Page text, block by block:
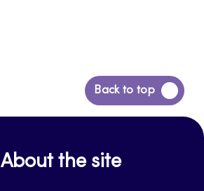
Back to top
Siirry
takaisin
About the site